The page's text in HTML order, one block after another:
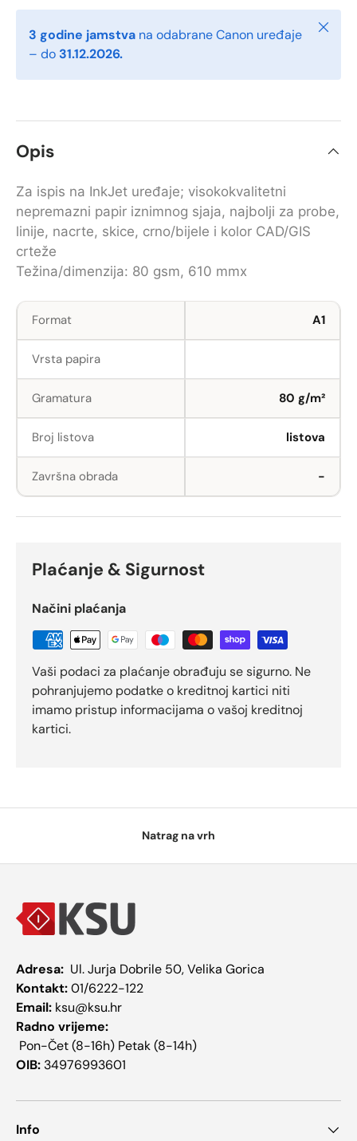
3 godine jamstva na odabrane Canon uređaje
– do 31.12.2026.
Zatvori
Opis
Za ispis na InkJet uređaje; visokokvalitetni
nepremazni papir iznimnog sjaja, najbolji za probe,
linije, nacrte, skice, crno/bijele i kolor CAD/GIS
crteže
Težina/dimenzija: 80 gsm, 610 mmx
Format A1
Vrsta papira
Gramatura 80 g/m²
Broj listova listova
Završna obrada -
Plaćanje & Sigurnost
Načini plaćanja
Vaši podaci za plaćanje obrađuju se sigurno. Ne
pohranjujemo podatke o kreditnoj kartici niti
imamo pristup informacijama o vašoj kreditnoj
kartici.
Natrag na vrh
Adresa: Ul. Jurja Dobrile 50, Velika Gorica
Kontakt:01/6222-122
Email: ksu@ksu.hr
Radno vrijeme:
Pon-Čet (8-16h) Petak (8-14h)
OIB: 34976993601
Info